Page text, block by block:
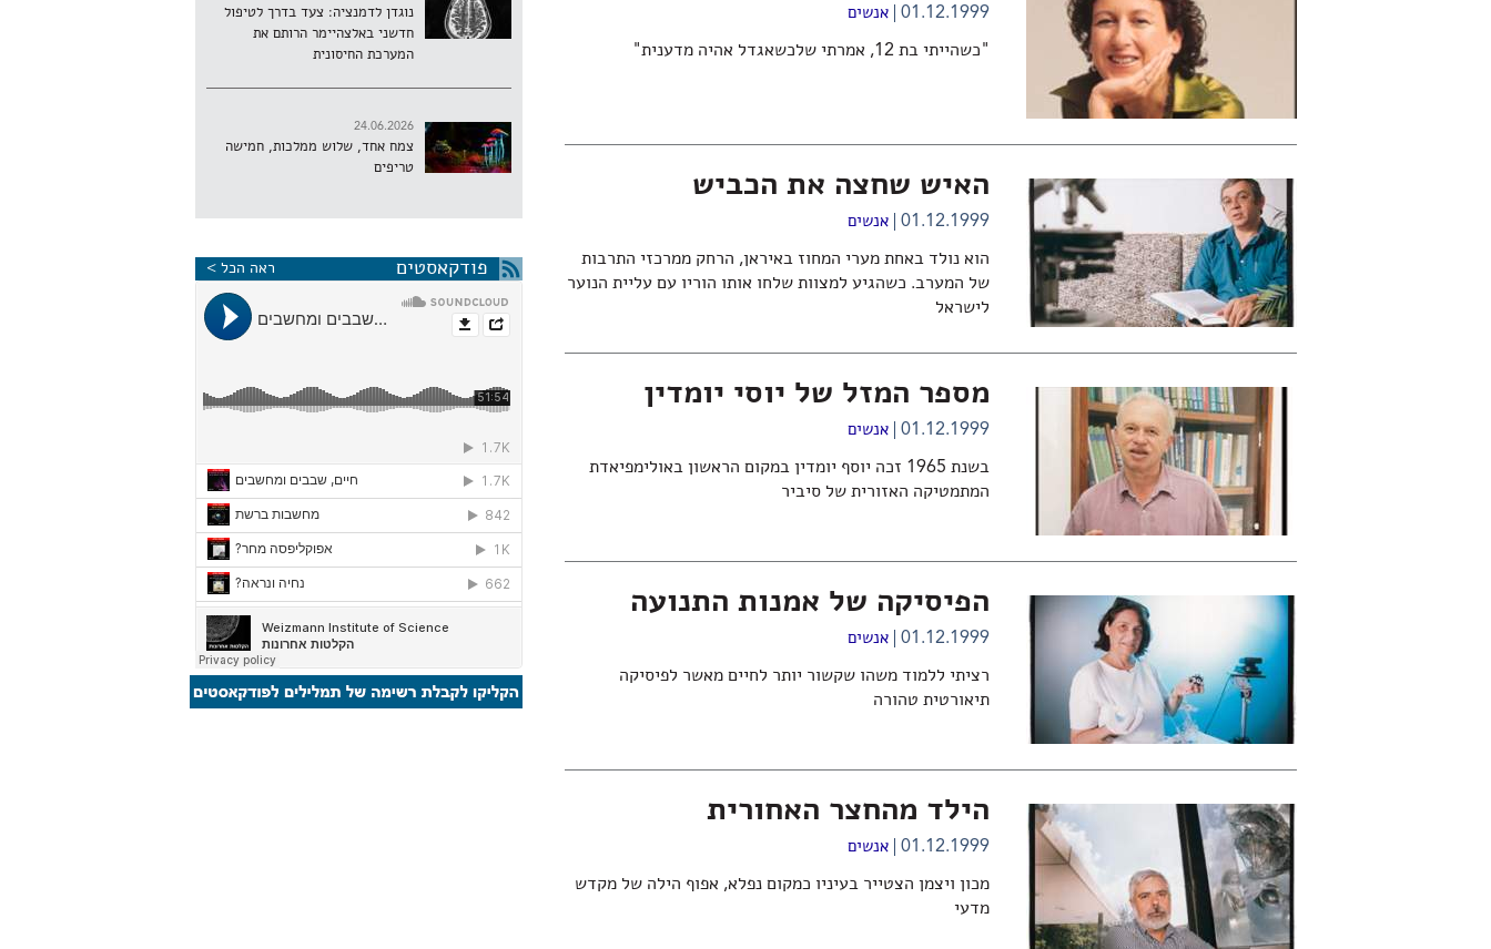
01.12.1999 אנשים
"כשהייתי בת 12, אמרתי שלכשאגדל אהיה מדענית"
האיש שחצה את הכביש
01.12.1999 אנשים
הוא נולד באחת מערי המחוז באיראן, הרחק ממרכזי התרבות
של המערב. כשהגיע למצוות שלחו אותו הוריו עם עליית הנוער
לישראל
מספר המזל של יוסי יומדין
01.12.1999 אנשים
בשנת 1965 זכה יוסף יומדין במקום הראשון באולימפיאדת
המתמטיקה האזורית של סיביר
הפיסיקה של אמנות התנועה
01.12.1999 אנשים
רציתי ללמוד משהו שקשור יותר לחיים מאשר לפיסיקה
תיאורטית טהורה
הילד מהחצר האחורית
01.12.1999 אנשים
מכון ויצמן הצטייר בעיניו כמקום נפלא, אפוף הילה של מקדש
מדעי
נוגדן לדמנציה: צעד בדרך לטיפול
חדשני באלצהיימר הרותם את
המערכת החיסונית
24.06.2026
צמח אחד, שלוש ממלכות, חמישה
טריפים
פודקאסטים ראה הכל >